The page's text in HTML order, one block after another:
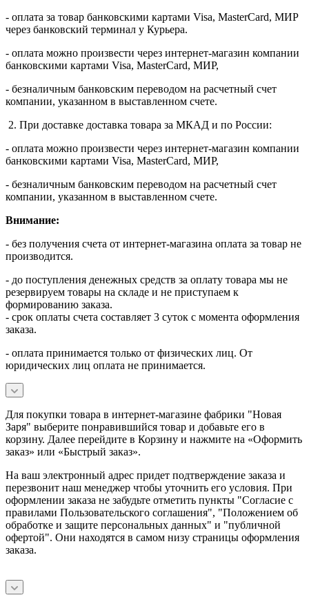
- оплата за товар банковскими картами Visa, MasterСard, МИР
через банковский терминал у Курьера.
- оплата можно произвести через интернет-магазин компании
банковскими картами Visa, MasterСard, МИР,
- безналичным банковским переводом на расчетный счет
компании, указанном в выставленном счете.
2. При доставке доставка товара за МКАД и по России:
- оплата можно произвести через интернет-магазин компании
банковскими картами Visa, MasterСard, МИР,
- безналичным банковским переводом на расчетный счет
компании, указанном в выставленном счете.
Внимание:
- без получения счета от интернет-магазина оплата за товар не
производится.
- до поступления денежных средств за оплату товара мы не
резервируем товары на складе и не приступаем к
формированию заказа.
- срок оплаты счета составляет 3 суток с момента оформления
заказа.
- оплата принимается только от физических лиц. От
юридических лиц оплата не принимается.
Для покупки товара в интернет-магазине фабрики "Новая
Заря" выберите понравившийся товар и добавьте его в
корзину. Далее перейдите в Корзину и нажмите на «Оформить
заказ» или «Быстрый заказ».
На ваш электронный адрес придет подтверждение заказа и
перезвонит наш менеджер чтобы уточнить его условия. При
оформлении заказа не забудьте отметить пункты "Согласие с
правилами Пользовательского соглашения", "Положением об
обработке и защите персональных данных" и "публичной
офертой". Они находятся в самом низу страницы оформления
заказа.